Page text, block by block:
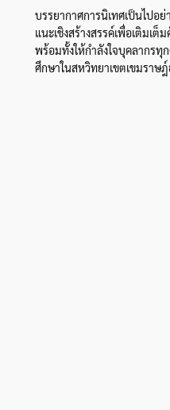
บรรยากาศการนิเทศเป็นไปอ
แนะเชิงสร้างสรรค์เพื่อเติมเ
พร้อมทั้งให้กำลังใจบุคลากร
ศึกษาในสหวิทยาเขตเขมราษ